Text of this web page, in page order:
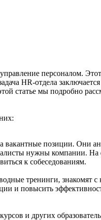
персоналом.
HR-отдела
статье мы подробно
вакантные позиции. Они
нужны компании.
к собеседованиям.
тренинги, знакомят с
и повысить
и других